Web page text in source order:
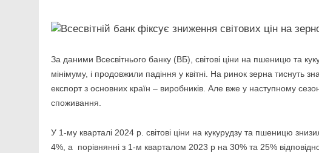
За даними Всесвітнього банку (ВБ), світові ціни на пшеницю та
мінімуму, і продовжили падіння у квітні. На ринок зерна тиснуть
експорт з основних країн – виробників. Але вже у наступному
споживання.
У 1-му кварталі 2024 р. світові ціни на кукурудзу та пшеницю
4%, а порівнянні з 1-м кварталом 2023 р на 30% та 25%